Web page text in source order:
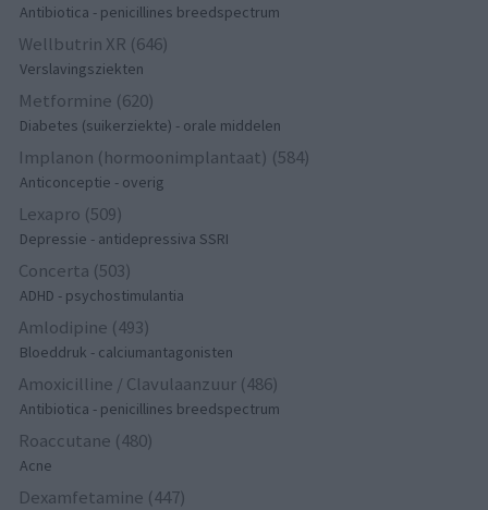
Antibiotica - penicillines breedspectrum
Wellbutrin XR (646)
Verslavingsziekten
Metformine (620)
Diabetes (suikerziekte) - orale middelen
Implanon (hormoonimplantaat) (584)
Anticonceptie - overig
Lexapro (509)
Depressie - antidepressiva SSRI
Concerta (503)
ADHD - psychostimulantia
Amlodipine (493)
Bloeddruk - calciumantagonisten
Amoxicilline / Clavulaanzuur (486)
Antibiotica - penicillines breedspectrum
Roaccutane (480)
Acne
Dexamfetamine (447)